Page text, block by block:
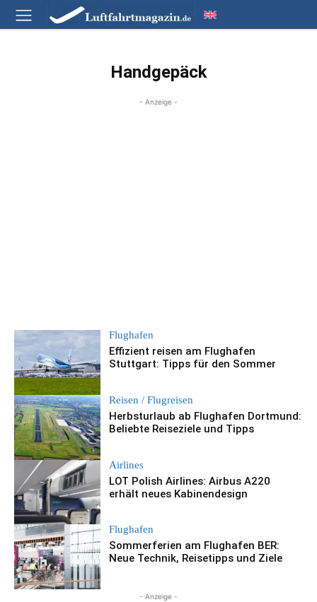
Handgepäck
- Anzeige -
Flughafen
Effizient reisen am Flughafen
Stuttgart: Tipps für den Sommer
Reisen / Flugreisen
Herbsturlaub ab Flughafen Dortmund:
Beliebte Reiseziele und Tipps
Airlines
LOT Polish Airlines: Airbus A220
erhält neues Kabinendesign
Flughafen
Sommerferien am Flughafen BER:
Neue Technik, Reisetipps und Ziele
- Anzeige -